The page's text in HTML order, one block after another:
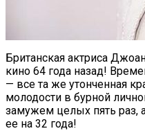
Британская актриса
кино 64 года назад!
— все та же утонченная
молодости в бурной
замужем целых пять
ее на 32 года!